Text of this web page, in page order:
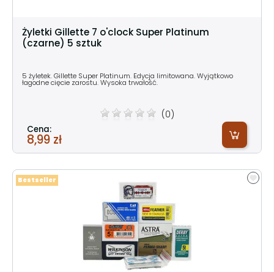
Żyletki Gillette 7 o'clock Super Platinum
(czarne) 5 sztuk
5 żyletek. Gillette Super Platinum. Edycja limitowana. Wyjątkowo
łagodne cięcie zarostu. Wysoka trwałość.
(0)
Cena:
8,99 zł
Bestseller